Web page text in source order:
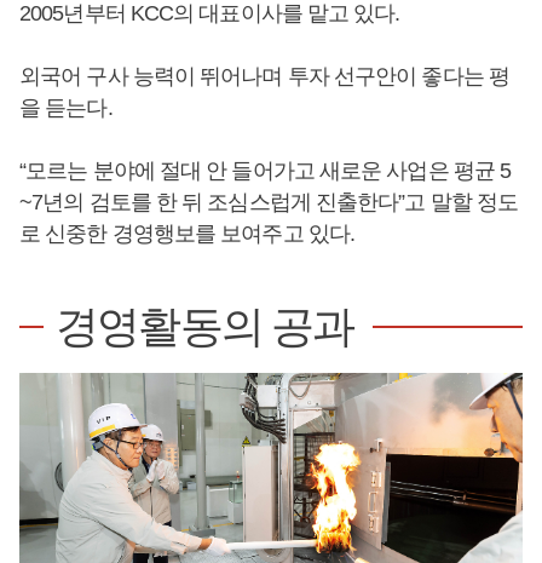
2005년부터 KCC의 대표이사를 맡고 있다.
외국어 구사 능력이 뛰어나며 투자 선구안이 좋다는 평
을 듣는다.
“모르는 분야에 절대 안 들어가고 새로운 사업은 평균 5
~7년의 검토를 한 뒤 조심스럽게 진출한다”고 말할 정도
로 신중한 경영행보를 보여주고 있다.
경영활동의 공과